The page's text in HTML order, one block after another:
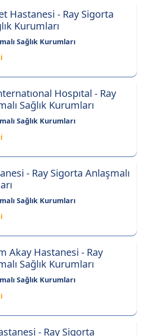
Hastanesi - Ray Sigorta
Kurumları
Sağlık Kurumları
Hospıtal - Ray
Sağlık Kurumları
Sağlık Kurumları
- Ray Sigorta Anlaşmalı
Sağlık Kurumları
Akay Hastanesi - Ray
Sağlık Kurumları
Sağlık Kurumları
- Ray Sigorta